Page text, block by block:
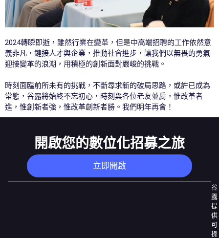
2024轉瞬即逝，雖然行業在變革，但是中高端招聘的工作依然意
義非凡，鏈接人才與企業，推動社會進步，讓我們以無畏的勇氣
迎接變革的浪潮，用積極的創新面對嚴峻的挑戰。
時刻面臨前所未有的挑戰，不斷尋求新的破局思路，或許已成為
常態，谷露將始終不忘初心，時刻與各位老友並肩，惟改革者
進，惟創新者強，惟改革創新者勝。我們明年再會！
立即開啟
開啟您的數位化招募之旅
谷
露
提
供
可
操